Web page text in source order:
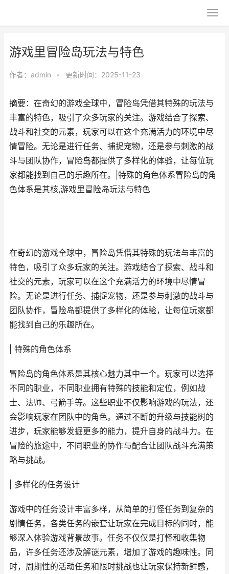
游戏里冒险岛玩法与特色
作者： admin • 更新时间：2025-11-23
摘要：在奇幻的游戏全球中，冒险岛凭借其特殊的玩法与
丰富的特色，吸引了众多玩家的关注。游戏结合了探索、
战斗和社交的元素，玩家可以在这个充满活力的环境中尽
情冒险。无论是进行任务、捕捉宠物，还是参与刺激的战
斗与团队协作，冒险岛都提供了多样化的体验，让每位玩
家都能找到自己的乐趣所在。|特殊的角色体系冒险岛的角
色体系是其核,游戏里冒险岛玩法与特色
在奇幻的游戏全球中，冒险岛凭借其特殊的玩法与丰富的
特色，吸引了众多玩家的关注。游戏结合了探索、战斗和
社交的元素，玩家可以在这个充满活力的环境中尽情冒
险。无论是进行任务、捕捉宠物，还是参与刺激的战斗与
团队协作，冒险岛都提供了多样化的体验，让每位玩家都
能找到自己的乐趣所在。
| 特殊的角色体系
冒险岛的角色体系是其核心魅力其中一个。玩家可以选择
不同的职业，不同职业拥有特殊的技能和定位，例如战
士、法师、弓箭手等。这些职业不仅影响游戏的玩法，还
会影响玩家在团队中的角色。通过不断的升级与技能树的
进步，玩家能够发掘更多的能力，提升自身的战斗力。在
冒险的旅途中，不同职业的协作与配合让团队战斗充满策
略与挑战。
| 多样化的任务设计
游戏中的任务设计丰富多样，从简单的打怪任务到复杂的
剧情任务，各类任务的嵌套让玩家在完成目标的同时，能
够深入体验游戏背景故事。任务不仅仅是打怪和收集物
品，许多任务还涉及解谜元素，增加了游戏的趣味性。同
时，周期性的活动任务和限时挑战也让玩家保持新鲜感，